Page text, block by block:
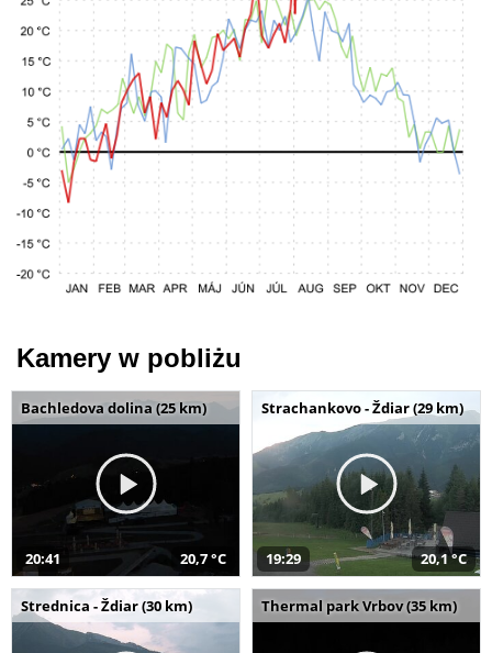
Kamery w pobliżu
Bachledova dolina (25 km)
20:41 20,7 °C
Strachankovo - Ždiar (29 km)
19:29 20,1 °C
Strednica - Ždiar (30 km) Thermal park Vrbov (35 km)